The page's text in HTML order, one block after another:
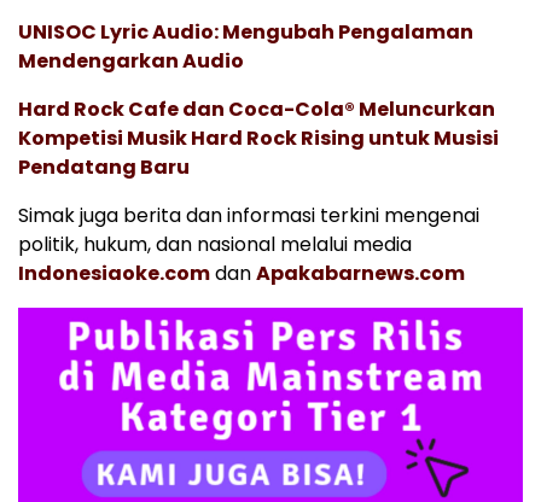
UNISOC Lyric Audio: Mengubah Pengalaman
Mendengarkan Audio
Hard Rock Cafe dan Coca-Cola® Meluncurkan
Kompetisi Musik Hard Rock Rising untuk Musisi
Pendatang Baru
Simak juga berita dan informasi terkini mengenai
politik, hukum, dan nasional melalui media
Indonesiaoke.comdanApakabarnews.com